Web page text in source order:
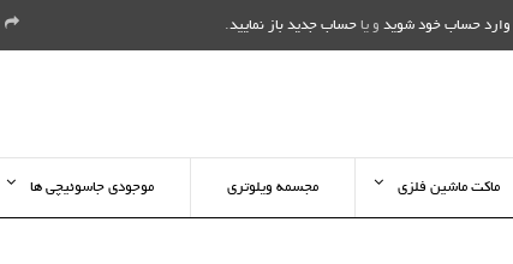
وارد حساب خود شوید و یا حساب جدید باز نمایید.
ماکت ماشین فلزی مجسمه ویلوتری موجودی جاسوئیچی ها